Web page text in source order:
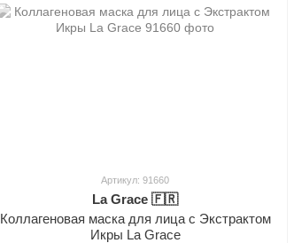
Артикул: 91660
La Grace 🇫🇷
Коллагеновая маска для лица с Экстрактом
Икры La Grace